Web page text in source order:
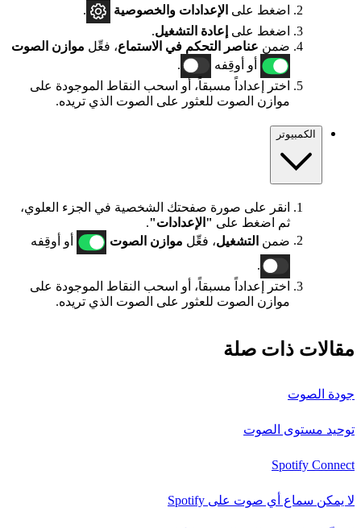
اضغط على الإعدادات والخصوصية
.
اضغط على إعادة التشغيل.
ضمن عناصر التحكم في الاستماع، فعِّل موازن الصوت
أو أوقِفه
.
اختر إعداداً مسبقاً، أو اسحب النقاط الموجودة على
موازن الصوت للعثور على الصوت الذي تريده.
الكمبيوتر
انقر على صورة صفحتك الشخصية في الجزء العلوي،
ثم اضغط على "الإعدادات".
ضمن التشغيل، فعِّل موازن الصوت
أو أوقِفه
اختر إعداداً مسبقاً، أو اسحب النقاط الموجودة على
موازن الصوت للعثور على الصوت الذي تريده.
مقالات ذات صلة
جودة الصوت
توحيد مستوى الصوت
Spotify Connect
لا يمكن سماع أي صوت على Spotify